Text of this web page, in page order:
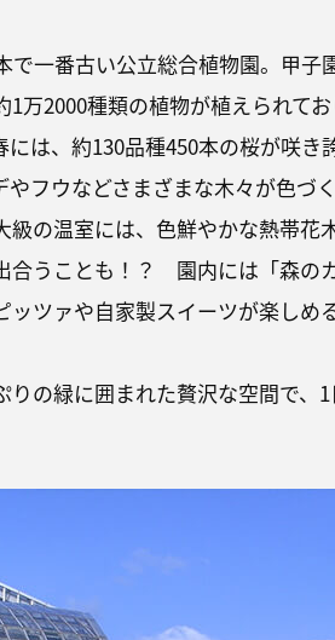
で一番古い公立総合植物園。甲子
1万2000種類の植物が植えられて
は、約130品種450本の桜が咲き
やフウなどさまざまな木々が色づ
級の温室には、色鮮やかな熱帯花
合うことも！？ 園内には「森の
ッツァや自家製スイーツが楽しめ
りの緑に囲まれた贅沢な空間で、